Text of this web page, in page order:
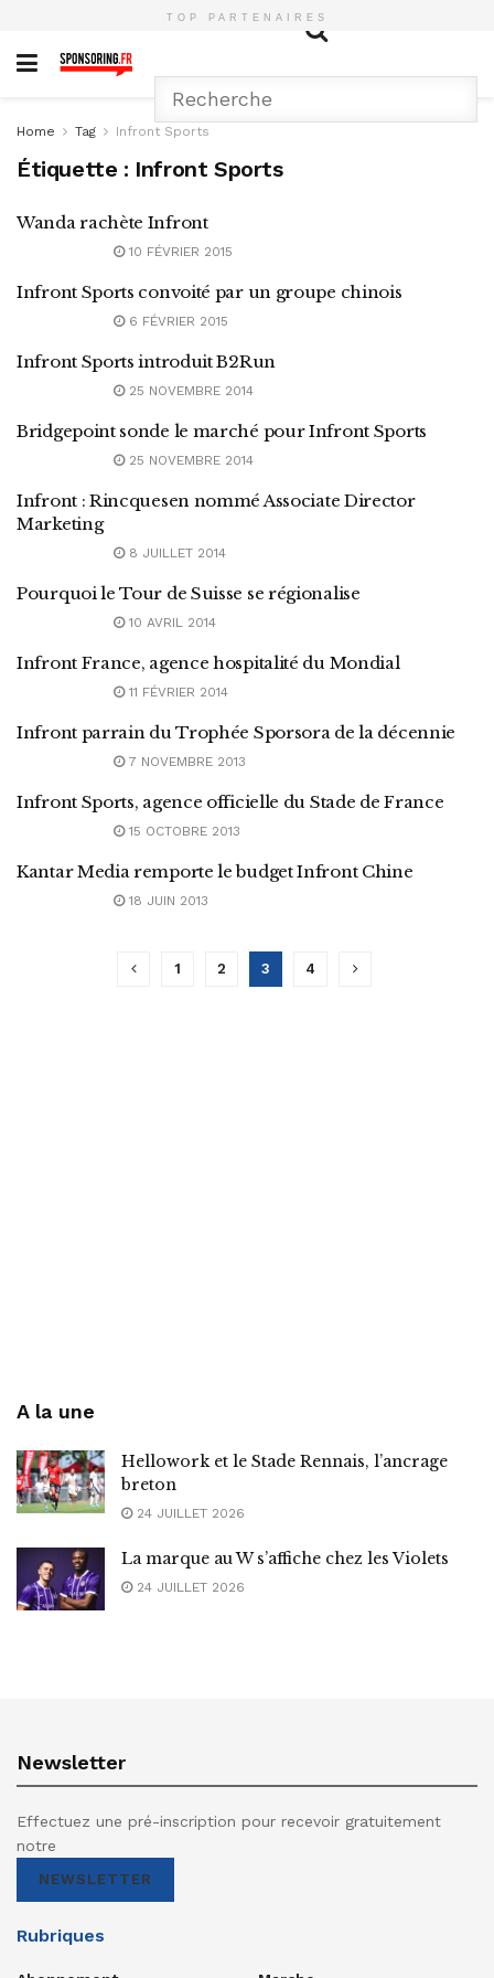
TOP PARTENAIRES
Home Tag Infront Sports
Étiquette : Infront Sports
Wanda rachète Infront
10 FÉVRIER 2015
Infront Sports convoité par un groupe chinois
6 FÉVRIER 2015
Infront Sports introduit B2Run
25 NOVEMBRE 2014
Bridgepoint sonde le marché pour Infront Sports
25 NOVEMBRE 2014
Infront : Rincquesen nommé Associate Director
Marketing
8 JUILLET 2014
Pourquoi le Tour de Suisse se régionalise
10 AVRIL 2014
Infront France, agence hospitalité du Mondial
11 FÉVRIER 2014
Infront parrain du Trophée Sporsora de la décennie
7 NOVEMBRE 2013
Infront Sports, agence officielle du Stade de France
15 OCTOBRE 2013
Kantar Media remporte le budget Infront Chine
18 JUIN 2013
1 2 3 4
A la une
Hellowork et le Stade Rennais, l’ancrage
breton
24 JUILLET 2026
La marque au W s’affiche chez les Violets
24 JUILLET 2026
Newsletter
Effectuez une pré-inscription pour recevoir gratuitement
notre
NEWSLETTER
Rubriques